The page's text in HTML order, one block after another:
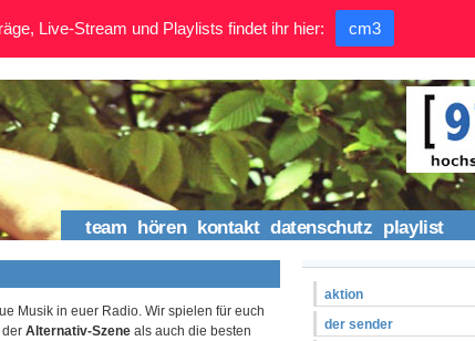
team hören kontakt datenschutz playlist
Musik in euer Radio. Wir spielen für euch
der Alternativ-Szene als auch die besten
aktion
der sender
Live-Stream und Playlists findet ihr hier: cm3